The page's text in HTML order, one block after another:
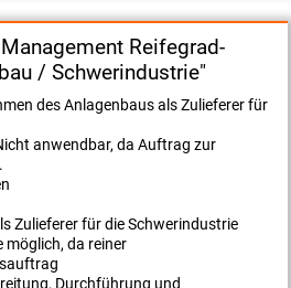
Reifegrad-
/ Schwerindustrie"
des Anlagenbaus als Zulieferer für
anwendbar, da Auftrag zur
Zulieferer für die Schwerindustrie
möglich, da reiner
Durchführung und